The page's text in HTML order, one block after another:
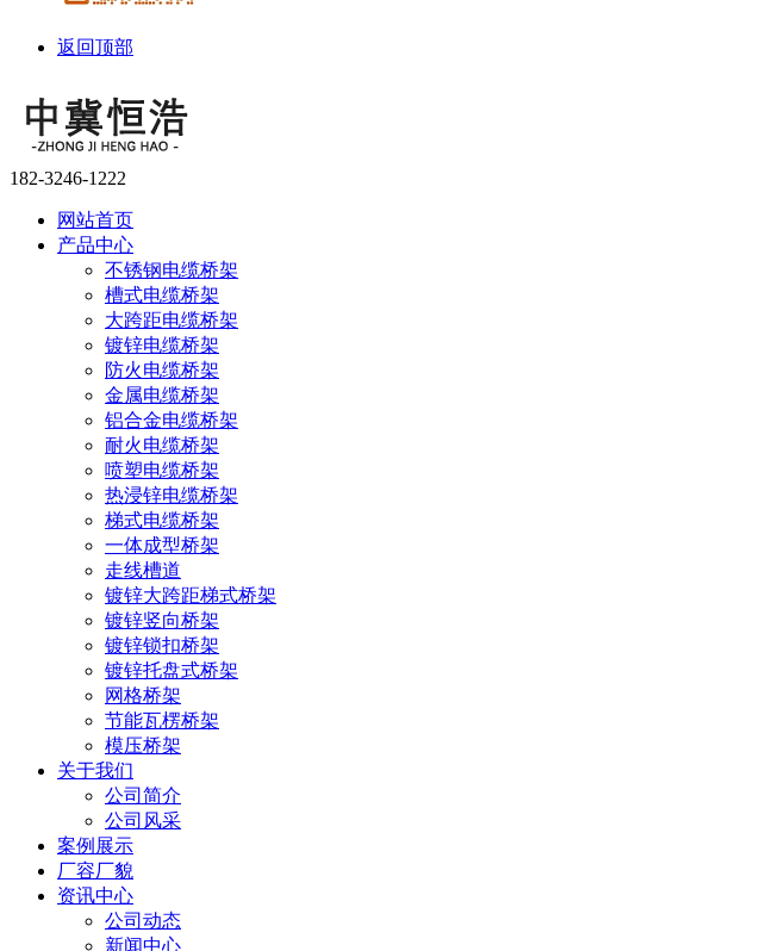
返回顶部
182-3246-1222
网站首页
产品中心
不锈钢电缆桥架
槽式电缆桥架
大跨距电缆桥架
镀锌电缆桥架
防火电缆桥架
金属电缆桥架
铝合金电缆桥架
耐火电缆桥架
喷塑电缆桥架
热浸锌电缆桥架
梯式电缆桥架
一体成型桥架
走线槽道
镀锌大跨距梯式桥架
镀锌竖向桥架
镀锌锁扣桥架
镀锌托盘式桥架
网格桥架
节能瓦楞桥架
模压桥架
关于我们
公司简介
公司风采
案例展示
厂容厂貌
资讯中心
公司动态
新闻中心